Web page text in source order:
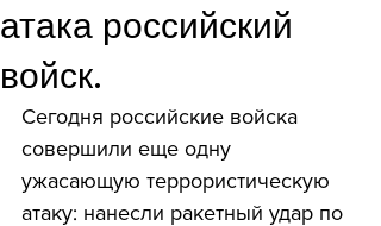
атака российский
войск.
Сегодня российские войска
совершили еще одну
ужасающую террористическую
атаку: нанесли ракетный удар по